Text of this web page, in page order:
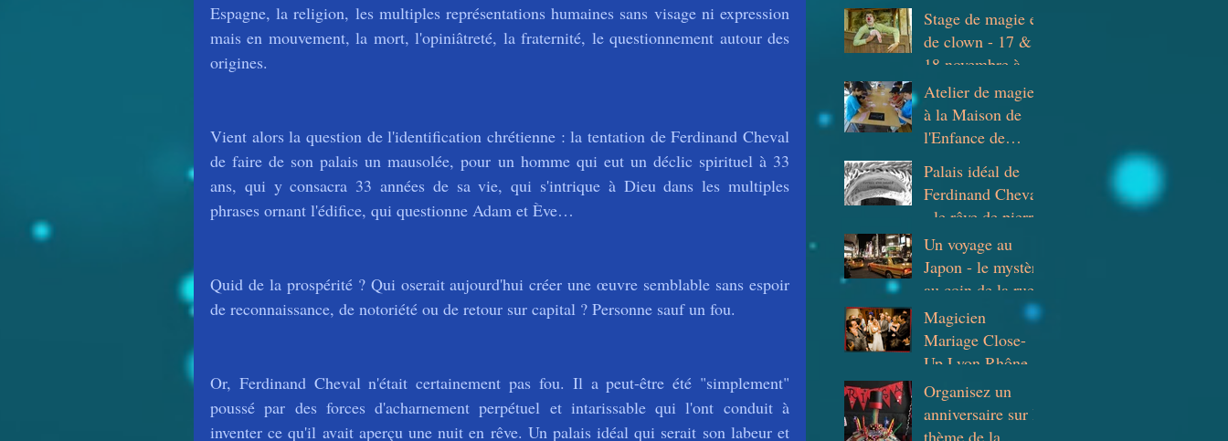
Espagne, la religion, les multiples représentations humaines sans visage ni expression
mais en mouvement, la mort, l'opiniâtreté, la fraternité, le questionnement autour des
origines.
Vient alors la question de l'identification chrétienne : la tentation de Ferdinand Cheval
de faire de son palais un mausolée, pour un homme qui eut un déclic spirituel à 33
ans, qui y consacra 33 années de sa vie, qui s'intrique à Dieu dans les multiples
phrases ornant l'édifice, qui questionne Adam et Ève…
Quid de la prospérité ? Qui oserait aujourd'hui créer une œuvre semblable sans espoir
de reconnaissance, de notoriété ou de retour sur capital ? Personne sauf un fou.
Or, Ferdinand Cheval n'était certainement pas fou. Il a peut-être été "simplement"
poussé par des forces d'acharnement perpétuel et intarissable qui l'ont conduit à
inventer ce qu'il avait aperçu une nuit en rêve. Un palais idéal qui serait son labeur et
Stage de magie et
de clown - 17 &
18 novembre à
l'école de cirque
de Lyon
Atelier de magie
à la Maison de
l'Enfance de
Lumière
Palais idéal de
Ferdinand Cheval
- le rêve de pierre
Un voyage au
Japon - le mystère
au coin de la rue
Magicien
Mariage Close-
Up Lyon Rhône
Bourgogne et
Suisse
Organisez un
anniversaire sur le
thème de la